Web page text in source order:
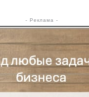
- Реклама -